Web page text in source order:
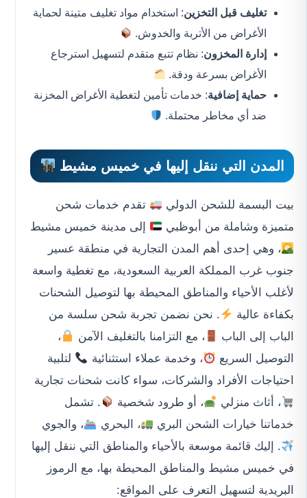
تغليف قبل التخزين: استخدام مواد تغليف متينة لحماية
الأغراض من الأتربة والخدوش.
إدارة المخزون: نظام تتبع متقدم لتسهيل استرجاع
الأغراض بسرعة ودقة.
حماية إضافية: خدمات تأمين لتغطية الأغراض المخزنة
ضد أي مخاطر محتملة.
المدن التي ننقل إليها في خميس مشيط
بيت البسمة للشحن الدولي
تقدم خدمات شحن
متميزة وشاملة من أبوظبي
إلى مدينة خميس مشيط
، وهي إحدى أهم المدن التجارية في منطقة عسير
جنوب غرب المملكة العربية السعودية، مع تغطية واسعة
لأغلب الأحياء والمناطق المحيطة بها لتوصيل الشحنات
بكفاءة عالية
. نحن نضمن تجربة شحن سلسة من
الباب إلى الباب
، مع التزامنا بالتغليف الآمن
،
التوصيل السريع
، وخدمة عملاء استثنائية
لتلبية
احتياجات الأفراد والشركات، سواء كانت شحنات تجارية
، أثاث منزلي
، أو طرود شخصية
. تشمل
خدماتنا خيارات الشحن البري
، البحري
، والجوي
. إليك قائمة موسعة بالأحياء والمناطق التي ننقل إليها
في خميس مشيط والمناطق المحيطة بها، مع الرموز
البريدية لتسهيل التعرف على المواقع: